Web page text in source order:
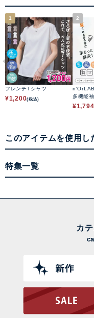
1
フレンチTシャツ
¥1,200(税込)
2
多機能
¥1,794
このアイテムを使用し
特集一覧
カ